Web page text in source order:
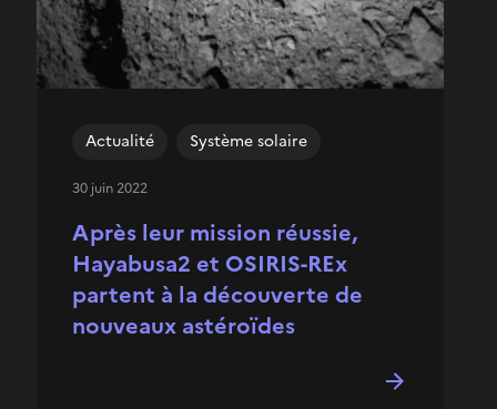
Après leur mission réussie,
Hayabusa2 et OSIRIS-REx
partent à la découverte de
nouveaux astéroïdes
Actualité Système solaire
30 juin 2022